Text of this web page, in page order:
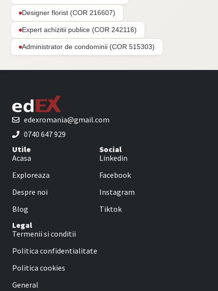
Designer florist (COR 216607)
Expert achizitii publice (COR 242116)
Administrator de condominii (COR 515303)
edexromania@gmail.com
0740 647 929
Utile
Acasa
Exploreaza
Despre noi
Blog
Social
Linkedin
Facebook
Instagram
Tiktok
Legal
Termenii si conditii
Politica confidentialitate
Politica cookies
General